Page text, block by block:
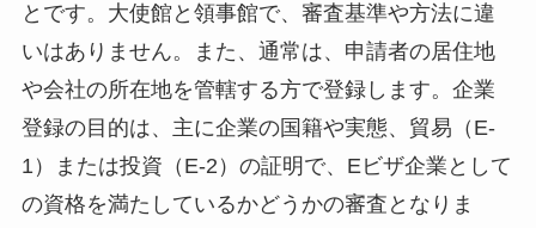
とです。大使館と領事館で、審査基準や方法に違
いはありません。また、通常は、申請者の居住地
や会社の所在地を管轄する方で登録します。企業
登録の目的は、主に企業の国籍や実態、貿易（E-
1）または投資（E-2）の証明で、Eビザ企業として
の資格を満たしているかどうかの審査となりま